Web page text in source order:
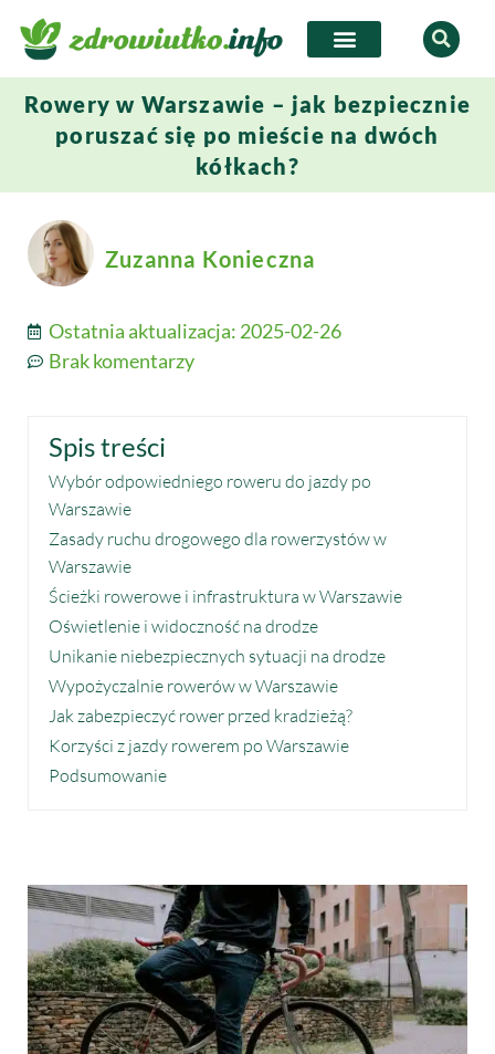
Rowery w Warszawie – jak bezpiecznie
poruszać się po mieście na dwóch
kółkach?
Zuzanna Konieczna
Ostatnia aktualizacja: 2025-02-26
Brak komentarzy
Spis treści
Wybór odpowiedniego roweru do jazdy po
Warszawie
Zasady ruchu drogowego dla rowerzystów w
Warszawie
Ścieżki rowerowe i infrastruktura w Warszawie
Oświetlenie i widoczność na drodze
Unikanie niebezpiecznych sytuacji na drodze
Wypożyczalnie rowerów w Warszawie
Jak zabezpieczyć rower przed kradzieżą?
Korzyści z jazdy rowerem po Warszawie
Podsumowanie